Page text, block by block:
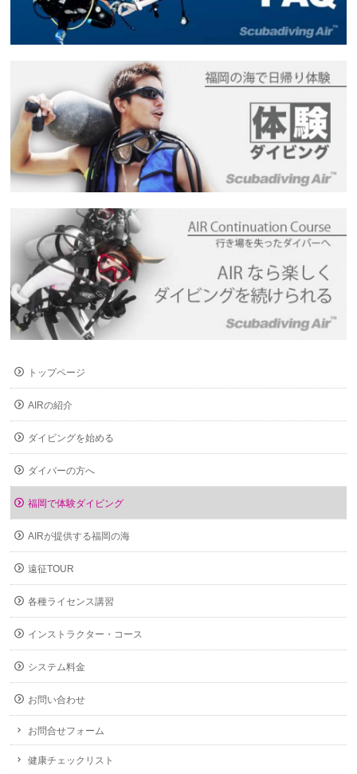
トップページ
AIRの紹介
ダイビングを始める
ダイバーの方へ
福岡で体験ダイビング
AIRが提供する福岡の海
遠征TOUR
各種ライセンス講習
インストラクター・コース
システム料金
お問い合わせ
お問合せフォーム
健康チェックリスト